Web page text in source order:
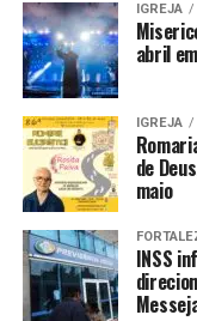
IGREJA
abril
IGREJA
de
maio
INSS